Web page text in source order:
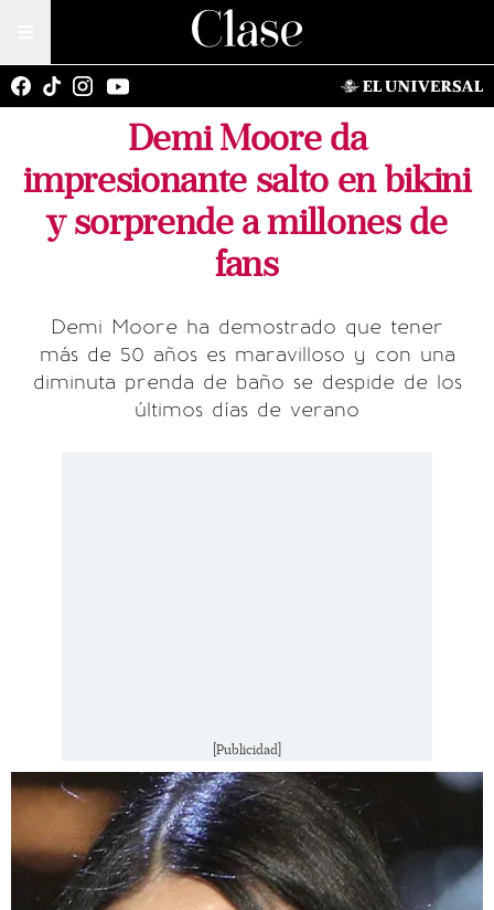
Demi Moore da
impresionante salto en bikini
y sorprende a millones de
fans
Demi Moore ha demostrado que tener
más de 50 años es maravilloso y con una
diminuta prenda de baño se despide de los
últimos días de verano
[Publicidad]